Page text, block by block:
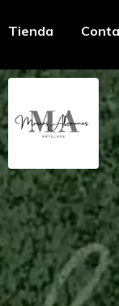
Tienda